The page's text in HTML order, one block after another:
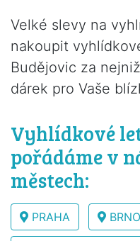
Velké slevy na
nakoupit
Budějovic za
dárek pro Vaše
Vyhlídkové
pořádáme v
městech:
PRAHA BRNO